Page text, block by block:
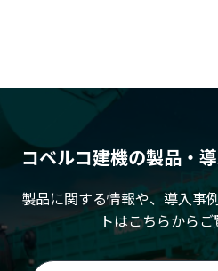
コベルコ建機の製品・
製品に関する情報や、導入事
トはこちらからご